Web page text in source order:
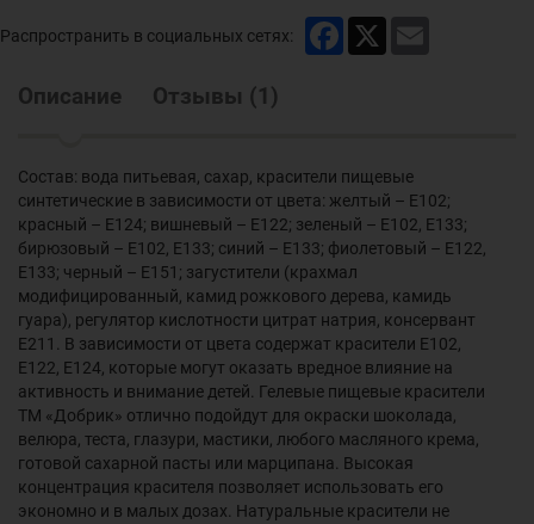
Распространить в социальных сетях: Facebook
Описание Отзывы (1 )
Состав: вода питьевая, сахар, красители пищевые
синтетические в зависимости от цвета: желтый – Е102;
красный – Е124; вишневый – Е122; зеленый – Е102, Е133;
бирюзовый – Е102, Е133; синий – Е133; фиолетовый – Е122,
Е133; черный – Е151; загустители (крахмал
модифицированный, камид рожкового дерева, камидь
гуара), регулятор кислотности цитрат натрия, консервант
Е211. В зависимости от цвета содержат красители Е102,
Е122, Е124, которые могут оказать вредное влияние на
активность и внимание детей. Гелевые пищевые красители
ТМ «Добрик» отлично подойдут для окраски шоколада,
велюра, теста, глазури, мастики, любого масляного крема,
готовой сахарной пасты или марципана. Высокая
концентрация красителя позволяет использовать его
экономно и в малых дозах. Натуральные красители не